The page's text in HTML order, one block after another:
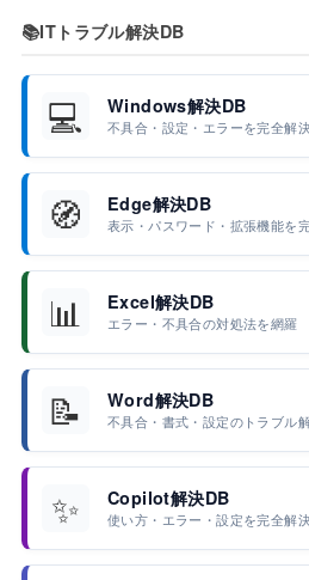
📚ITトラブル解決DB
💻 Windows解決DB
不具合・設定・エラーを完全解
🧭 Edge解決DB
表示・パスワード・拡張機能を
📊 Excel解決DB
エラー・不具合の対処法を網羅
📝 Word解決DB
不具合・書式・設定のトラブル
✨ Copilot解決DB
使い方・エラー・設定を完全解